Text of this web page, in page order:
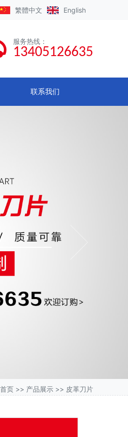
繁體中文 English
服务热线 ：
13405126635
联系我们
首页 >> 产品展示 >> 皮革刀片